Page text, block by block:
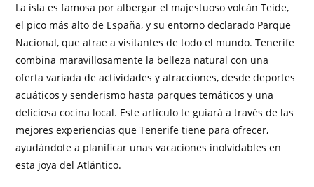
La isla es famosa por albergar el majestuoso volcán Teide,
el pico más alto de España, y su entorno declarado Parque
Nacional, que atrae a visitantes de todo el mundo. Tenerife
combina maravillosamente la belleza natural con una
oferta variada de actividades y atracciones, desde deportes
acuáticos y senderismo hasta parques temáticos y una
deliciosa cocina local. Este artículo te guiará a través de las
mejores experiencias que Tenerife tiene para ofrecer,
ayudándote a planificar unas vacaciones inolvidables en
esta joya del Atlántico.